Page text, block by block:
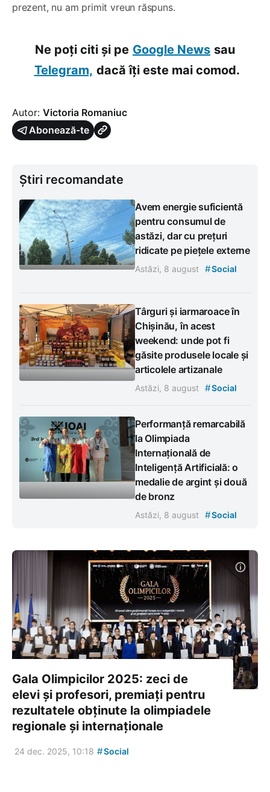
prezent, nu am primit vreun răspuns.
Ne poți citi și pe Google News sau
Telegram, dacă îți este mai comod.
Autor: Victoria Romaniuc
Abonează-te
Știri recomandate
Avem energie suficientă
pentru consumul de
astăzi, dar cu prețuri
ridicate pe piețele externe
Astăzi, 8 august #Social
Târguri și iarmaroace în
Chișinău, în acest
weekend: unde pot fi
găsite produsele locale și
articolele artizanale
Astăzi, 8 august #Social
Performanță remarcabilă
la Olimpiada
Internațională de
Inteligență Artificială: o
medalie de argint și două
de bronz
Astăzi, 8 august #Social
Gala Olimpicilor 2025: zeci de
elevi și profesori, premiați pentru
rezultatele obținute la olimpiadele
regionale și internaționale
24 dec. 2025, 10:18 #Social